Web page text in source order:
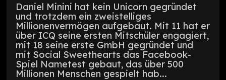
Daniel Minini hat kein Unicorn gegründet
und trotzdem ein zweistelliges
Millionenvermögen aufgebaut. Mit 11 hat er
über ICQ seine ersten Mitschüler engagiert,
mit 18 seine erste GmbH gegründet und
mit Social Sweethearts das Facebook-
Spiel Nametest gebaut, das über 500
Millionen Menschen gespielt hab...